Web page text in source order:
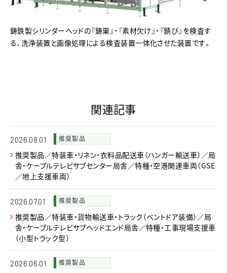
鋳鉄製シリンダーヘッドの『鋳巣』・『素材欠け』・『錆び』を検査す
る、洗浄装置と画像処理による検査装置一体化させた装置です。
関連記事
2026.08.01 推奨製品
推奨製品／特装車・リネン・衣料品配送車（ハンガー輸送車）／局
舎・ケーブルテレビサブセンター局舎／特種・空港関連車両（GSE
／地上支援車両）
2026.07.01 推奨製品
推奨製品／特装車・貨物輸送車・トラック（ベントドア装備）／局
舎・ケーブルテレビサブヘッドエンド局舎／特種・工事現場支援車
（小型トラック型）
2026.06.01 推奨製品